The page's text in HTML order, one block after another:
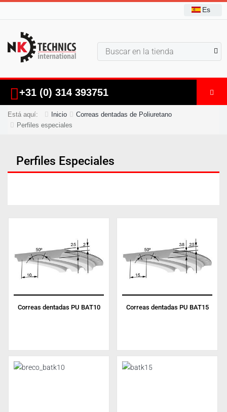
Es
+31 (0) 314 393751
Está aquí: Inicio
Correas dentadas de Poliuretano
Perfiles especiales
Perfiles Especiales
Correas dentadas PU BAT10 Correas dentadas PU BAT15